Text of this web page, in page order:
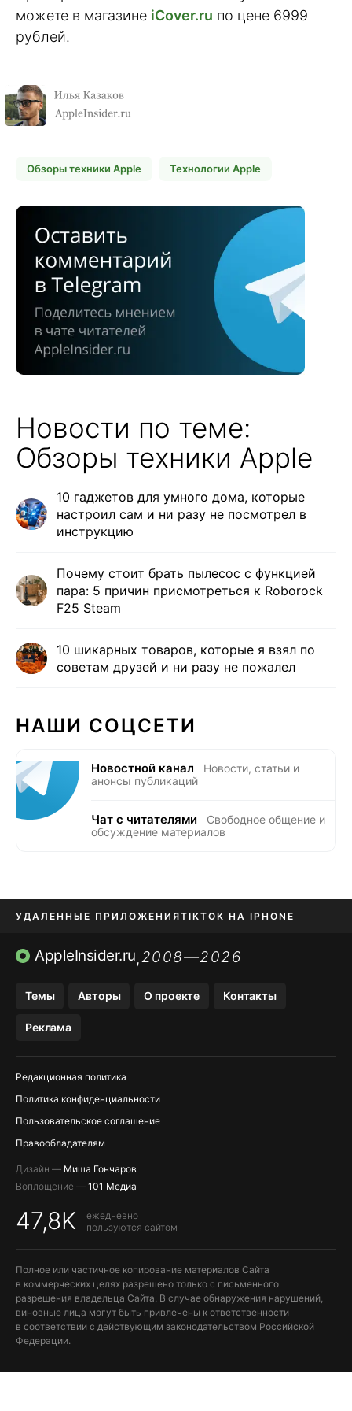
можете в магазине iCover.ru по цене 6999
рублей.
Обзоры техники Apple Технологии Apple
Новости по теме:
Обзоры техники Apple
10 гаджетов для умного дома, которые
настроил сам и ни разу не посмотрел в
инструкцию
Почему стоит брать пылесос с функцией
пара: 5 причин присмотреться к Roborock
F25 Steam
10 шикарных товаров, которые я взял по
советам друзей и ни разу не пожалел
НАШИ СОЦСЕТИ
Новостной канал
Новости, статьи и
анонсы публикаций
Чат с читателями
Свободное общение и
обсуждение материалов
УДАЛЕННЫЕ ПРИЛОЖЕНИЯTIKTOK НА IPHONE
ПРИЛОЖЕНИЯ БЕЗ APP STORE
AppleInsider.ru,2008—2026
Темы Авторы О проекте Контакты
Реклама
Редакционная политика
Политика конфиденциальности
Пользовательское соглашение
Правообладателям
Дизайн — Миша Гончаров
Воплощение — 101 Медиа
47,8K
ежедневно
пользуются сайтом
Полное или частичное копирование материалов Сайта
в коммерческих целях разрешено только с письменного
разрешения владельца Сайта. В случае обнаружения нарушений,
виновные лица могут быть привлечены к ответственности
в соответствии с действующим законодательством Российской
Федерации.